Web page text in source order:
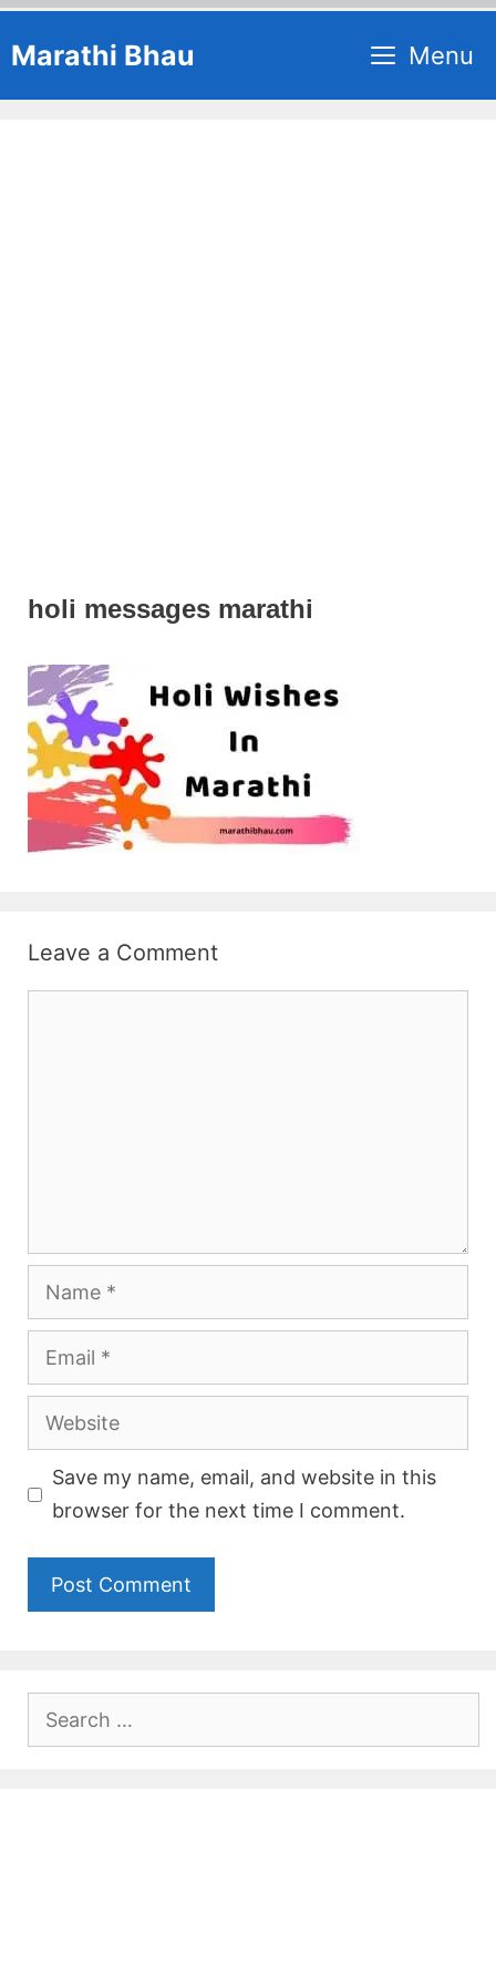
toMarathi Bhau Menu
holi messages marathi
Leave a Comment
Name
Email
Website
Save my name, email, and website in this
browser for the next time I comment.
Search
for: